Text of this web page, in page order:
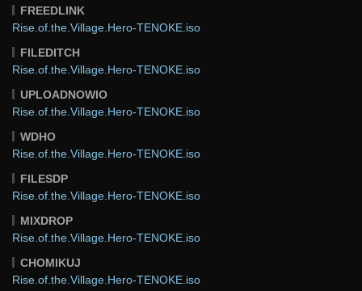
FREEDLINK
Rise.of.the.Village.Hero-TENOKE.iso
FILEDITCH
Rise.of.the.Village.Hero-TENOKE.iso
UPLOADNOWIO
Rise.of.the.Village.Hero-TENOKE.iso
WDHO
Rise.of.the.Village.Hero-TENOKE.iso
FILESDP
Rise.of.the.Village.Hero-TENOKE.iso
MIXDROP
Rise.of.the.Village.Hero-TENOKE.iso
CHOMIKUJ
Rise.of.the.Village.Hero-TENOKE.iso